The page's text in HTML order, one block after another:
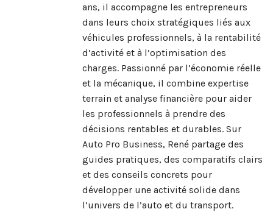
ans, il accompagne les entrepreneurs
dans leurs choix stratégiques liés aux
véhicules professionnels, à la rentabilité
d’activité et à l’optimisation des
charges. Passionné par l’économie réelle
et la mécanique, il combine expertise
terrain et analyse financière pour aider
les professionnels à prendre des
décisions rentables et durables. Sur
Auto Pro Business, René partage des
guides pratiques, des comparatifs clairs
et des conseils concrets pour
développer une activité solide dans
l’univers de l’auto et du transport.